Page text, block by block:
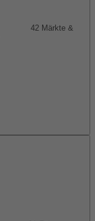
42 Märkte &